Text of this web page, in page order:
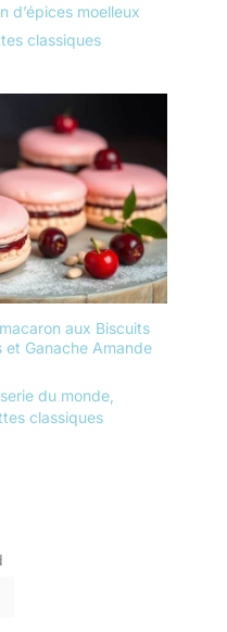
d’épices moelleux
classiques
aux Biscuits
et Ganache Amande
du monde,
classiques